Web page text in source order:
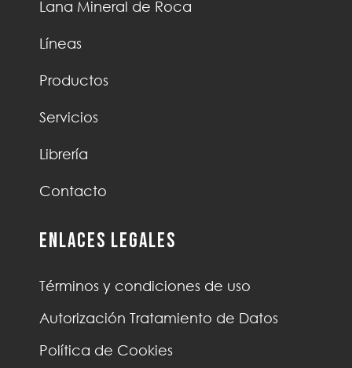
Lana Mineral de Roca
Líneas
Productos
Servicios
Librería
Contacto
Enlaces Legales
Términos y condiciones de uso
Autorización Tratamiento de Datos
Política de Cookies